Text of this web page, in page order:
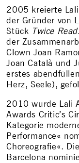
2005 kreierte Lali
der Gründer von
Stück Twice Read
der
Clown Joan
Joan Català und
erstes
Herz, Seele),
2010 wurde Lali
Awards Critic’s
Kategorie
Performance«
Choreografie«.
Barcelona